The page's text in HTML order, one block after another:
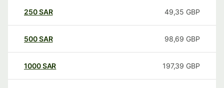
250SAR 49,35 GBP
500SAR 98,69 GBP
1000SAR 197,39 GBP